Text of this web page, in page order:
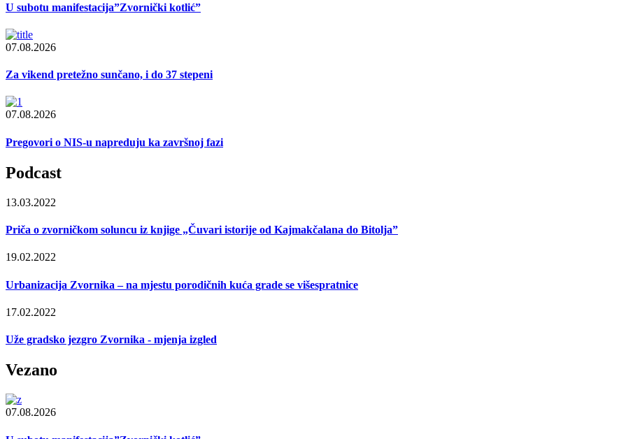
U subotu manifestacija”Zvornički kotlić”
07.08.2026
Za vikend pretežno sunčano, i do 37 stepeni
07.08.2026
Pregovori o NIS-u napreduju ka završnoj fazi
Podcast
13.03.2022
Priča o zvorničkom soluncu iz knjige „Čuvari istorije od Kajmakčalana do Bitolja”
19.02.2022
Urbanizacija Zvornika – na mjestu porodičnih kuća grade se višespratnice
17.02.2022
Uže gradsko jezgro Zvornika - mjenja izgled
Vezano
07.08.2026